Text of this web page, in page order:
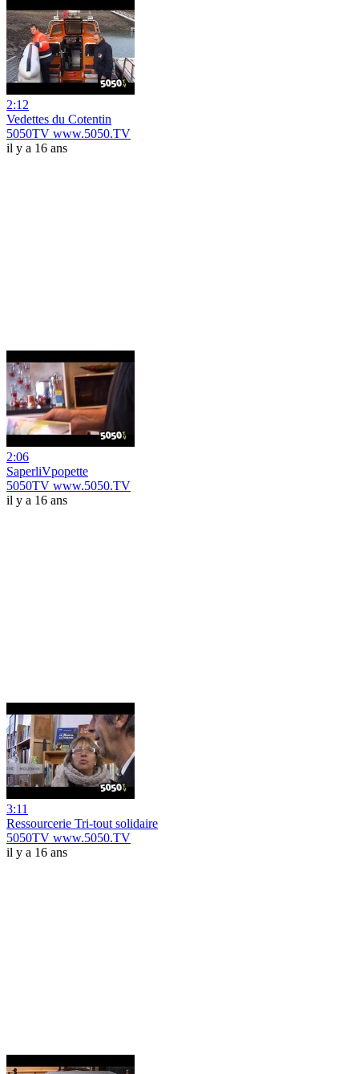
2:12
Vedettes du Cotentin
5050TV www.5050.TV
il y a 16 ans
2:06
SaperliVpopette
5050TV www.5050.TV
il y a 16 ans
3:11
Ressourcerie Tri-tout solidaire
5050TV www.5050.TV
il y a 16 ans